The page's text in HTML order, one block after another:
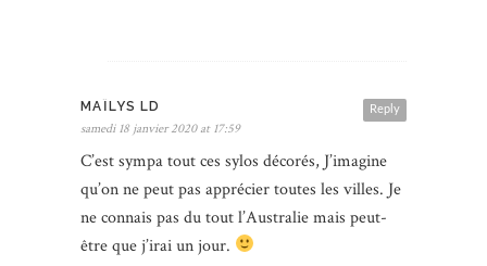
Reply
MAÏLYS LD
samedi 18 janvier 2020 at 17:59
C’est sympa tout ces sylos décorés, J’imagine
qu’on ne peut pas apprécier toutes les villes. Je
ne connais pas du tout l’Australie mais peut-
être que j’irai un jour.